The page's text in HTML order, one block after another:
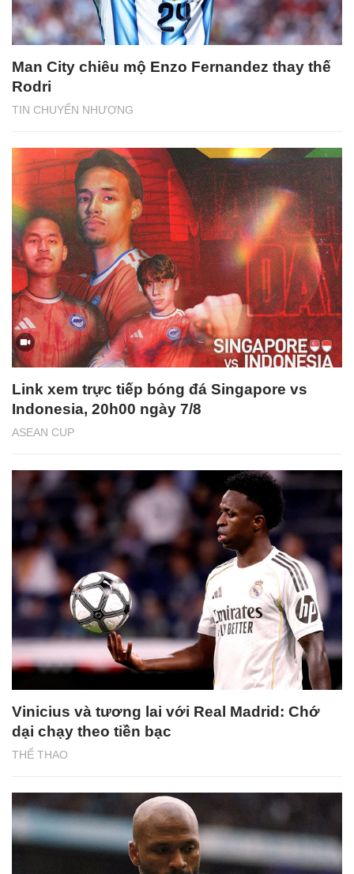
TIN CHUYỂN NHƯỢNG
Man City chiêu mộ Enzo Fernandez thay thế
Rodri
ASEAN CUP
Link xem trực tiếp bóng đá Singapore vs
Indonesia, 20h00 ngày 7/8
THỂ THAO
Vinicius và tương lai với Real Madrid: Chớ
dại chạy theo tiền bạc